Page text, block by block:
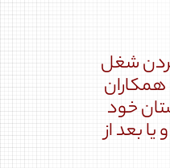
شغل
خود
بعد از